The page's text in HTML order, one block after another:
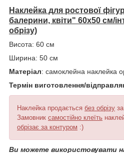
Наклейка для ростової
балерини, квіти" 60х50 см/
обрізу)
Висота: 60 см
Ширина: 50 см
Матеріал: самоклейна наклейка
Термін виготовлення/
Наклейка продається без обрізу
Замовник самостійно клеїть
обрізає за контуром :)
Ви можете використовувати